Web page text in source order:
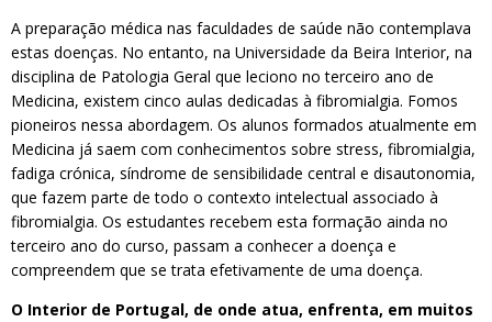
A preparação médica nas faculdades de saúde não contemplava
estas doenças. No entanto, na Universidade da Beira Interior, na
disciplina de Patologia Geral que leciono no terceiro ano de
Medicina, existem cinco aulas dedicadas à fibromialgia. Fomos
pioneiros nessa abordagem. Os alunos formados atualmente em
Medicina já saem com conhecimentos sobre stress, fibromialgia,
fadiga crónica, síndrome de sensibilidade central e disautonomia,
que fazem parte de todo o contexto intelectual associado à
fibromialgia. Os estudantes recebem esta formação ainda no
terceiro ano do curso, passam a conhecer a doença e
compreendem que se trata efetivamente de uma doença.
O Interior de Portugal, de onde atua, enfrenta, em muitos